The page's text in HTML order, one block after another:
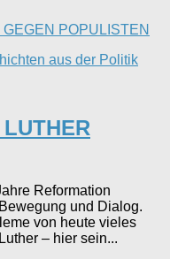
aus der Politik
Reformation
und Dialog.
von heute vieles
– hier sein...